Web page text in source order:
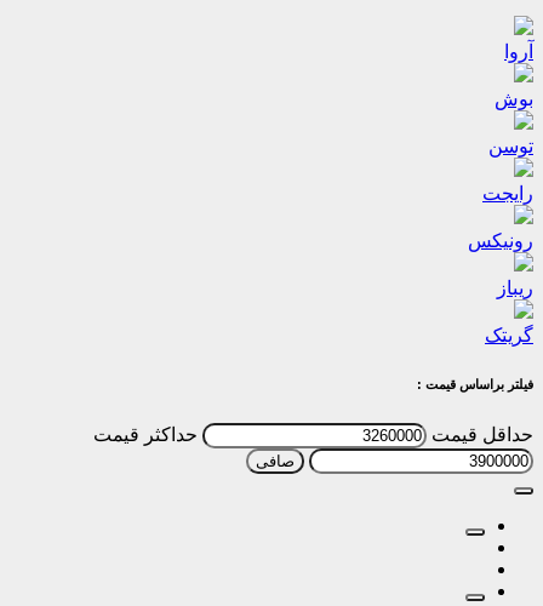
آروا
بوش
توسن
رایجت
رونیکس
ریباز
گریتک
فیلتر براساس قیمت :
حداقل قیمت حداكثر قيمت
صافی